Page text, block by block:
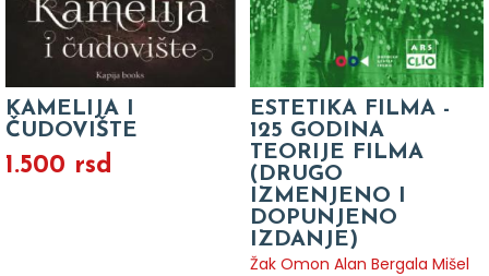
KAMELIJA I
ČUDOVIŠTE
1.500 rsd
ESTETIKA FILMA -
125 GODINA
TEORIJE FILMA
(DRUGO
IZMENJENO I
DOPUNJENO
IZDANJE)
Žak Omon Alan Bergala Mišel